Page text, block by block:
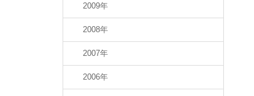
2009年
2008年
2007年
2006年